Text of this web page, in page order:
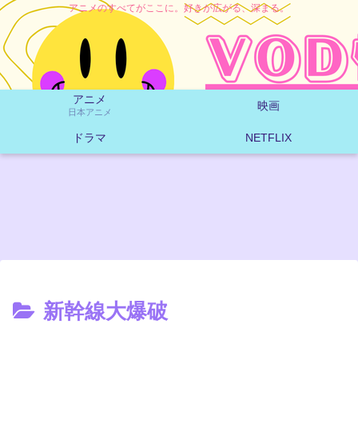
アニメのすべてがここに。好きが広がる、深まる。
アニメ
日本アニメ 映画
ドラマ NETFLIX
新幹線大爆破